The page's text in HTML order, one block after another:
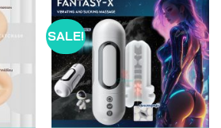
SALE!